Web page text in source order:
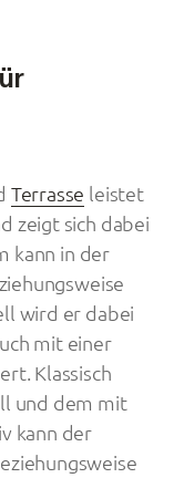
Terrasse leistet
zeigt sich dabei
kann in der
wird er dabei
mit einer
Klassisch
und dem mit
kann der